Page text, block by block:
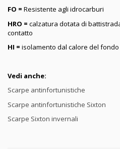
FO = Resistente agli idrocarburi
HRO = calzatura dotata di
contatto
HI = isolamento dal calore del
Vedi anche:
Scarpe antinfortunistiche
Scarpe antinfortunistiche Sixton
Scarpe Sixton invernali